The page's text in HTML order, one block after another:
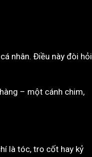
nhân. Điều này đòi hỏi
– một cánh chim,
là tóc, tro cốt hay kỷ